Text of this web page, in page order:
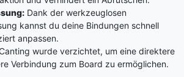
Dank der werkzeuglosen
kannst du deine Bindungen schnell
anpassen.
wurde verzichtet, um eine direktere
Verbindung zum Board zu ermöglichen.